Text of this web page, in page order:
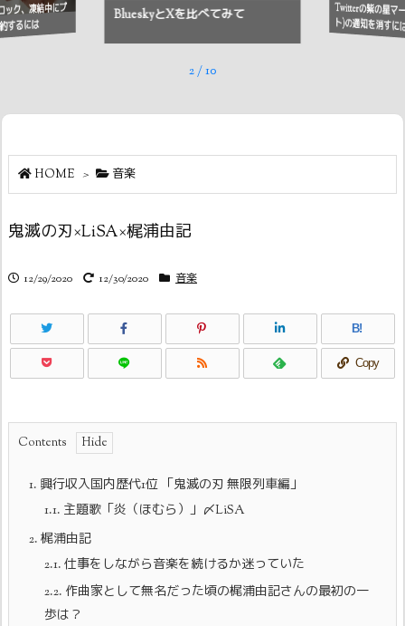
ク、凍結中にプ
するには
BlueskyとXを比べてみて Twitterの紫の星
ト)の通知を消すに
2/10
HOME > 音楽
鬼滅の刃×LiSA×梶浦由記
12/29/2020 12/30/2020 音楽
B!
Copy
Contents
1. 興行収入国内歴代1位 「鬼滅の刃 無限列車編」
1.1. 主題歌「炎（ほむら）」〆LiSA
2. 梶浦由記
2.1. 仕事をしながら音楽を続けるか迷っていた
2.2. 作曲家として無名だった頃の梶浦由記さんの最初の一
歩は？